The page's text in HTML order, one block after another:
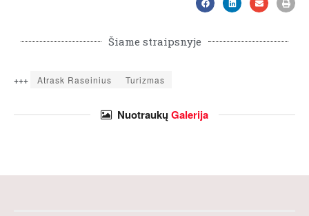
Šiame straipsnyje
+++ Atrask Raseinius Turizmas
NuotraukųGalerija